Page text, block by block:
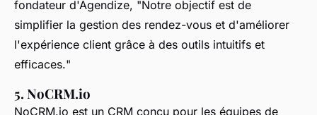
fondateur d'Agendize, "Notre objectif est de
simplifier la gestion des rendez-vous et d'améliorer
l'expérience client grâce à des outils intuitifs et
efficaces."
5. NoCRM.io
NoCRM.io est un CRM conçu pour les équipes de